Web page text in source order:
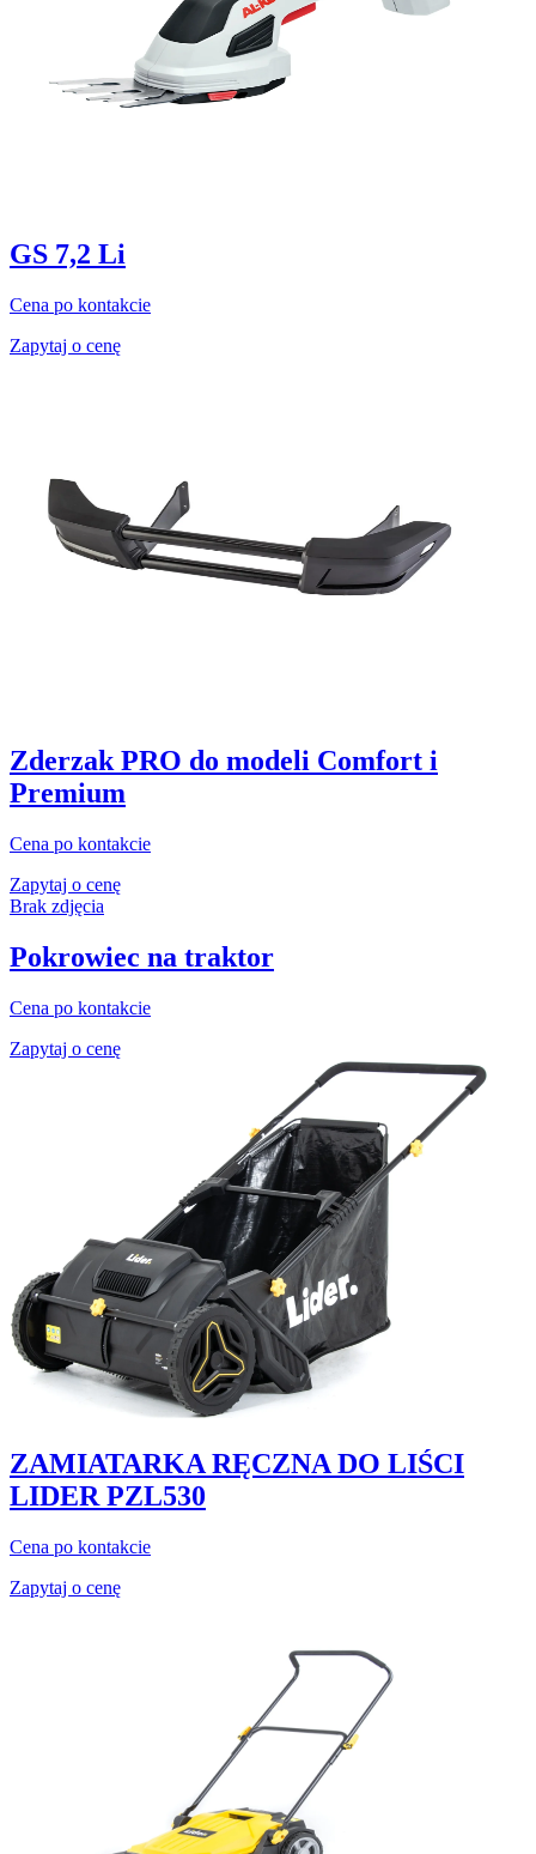
GS 7,2 Li
Cena po kontakcie
Zapytaj o cenę
Zderzak PRO do modeli Comfort i
Premium
Cena po kontakcie
Zapytaj o cenę
Brak zdjęcia
Pokrowiec na traktor
Cena po kontakcie
Zapytaj o cenę
ZAMIATARKA RĘCZNA DO LIŚCI
LIDER PZL530
Cena po kontakcie
Zapytaj o cenę